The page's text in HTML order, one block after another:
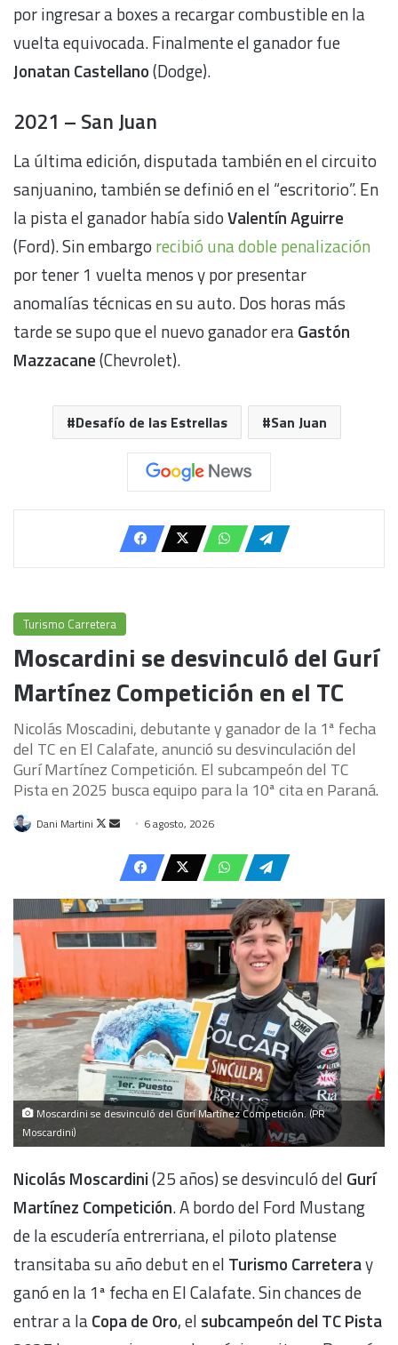
por ingresar a boxes a recargar combustible en la
vuelta equivocada. Finalmente el ganador fue
Jonatan Castellano(Dodge).
2021 – San Juan
La última edición, disputada también en el circuito
sanjuanino, también se definió en el “escritorio”. En
la pista el ganador había sidoValentín Aguirre
(Ford). Sin embargo recibió una doble penalización
por tener 1 vuelta menos y por presentar
anomalías técnicas en su auto. Dos horas más
tarde se supo que el nuevo ganador eraGastón
Mazzacane(Chevrolet).
Desafío de las Estrellas San Juan